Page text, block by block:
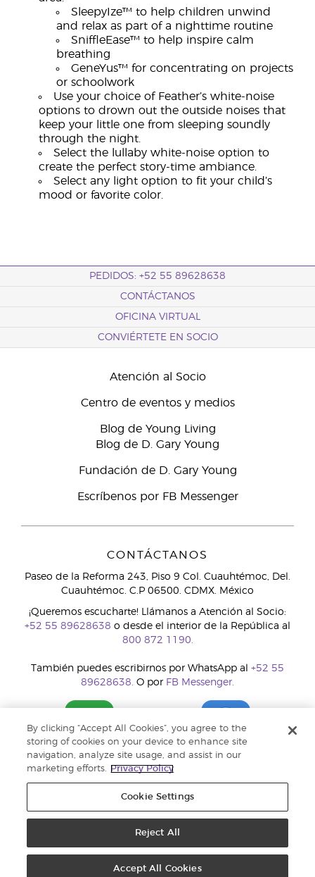
SleepyIze™ to help children unwind
and relax as part of a nighttime routine
SniffleEase™ to help inspire calm
breathing
GeneYus™ for concentrating on projects
or schoolwork
Use your choice of Feather’s white-noise
options to drown out the outside noises that
keep your little one from sleeping soundly
through the night.
Select the lullaby white-noise option to
create the perfect story-time ambiance.
Select any light option to fit your child’s
mood or favorite color.
PEDIDOS: +52 55 89628638
CONTÁCTANOS
OFICINA VIRTUAL
CONVIÉRTETE EN SOCIO
Atención al Socio
Centro de eventos y medios
Blog de Young Living
Blog de D. Gary Young
Fundación de D. Gary Young
Escríbenos por FB Messenger
CONTÁCTANOS
Paseo de la Reforma 243, Piso 9 Col. Cuauhtémoc, Del.
Cuauhtémoc. C.P 06500. CDMX. México
¡Queremos escucharte! Llámanos a Atención al Socio:
+52 55 89628638 o desde el interior de la República al
800 872 1190.
También puedes escribirnos por WhatsApp al +52 55
89628638. O por FB Messenger.
By clicking “Accept All Cookies”, you agree to the
storing of cookies on your device to enhance site
navigation, analyze site usage, and assist in our
marketing efforts.
Privacy Policy
Cookie Settings
Reject All
Accept All Cookies